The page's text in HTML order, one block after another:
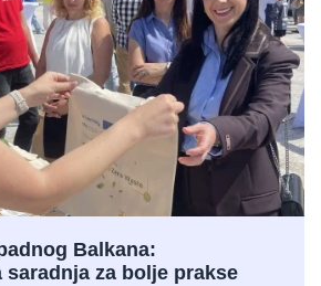
Balkana:
saradnja za bolje prakse